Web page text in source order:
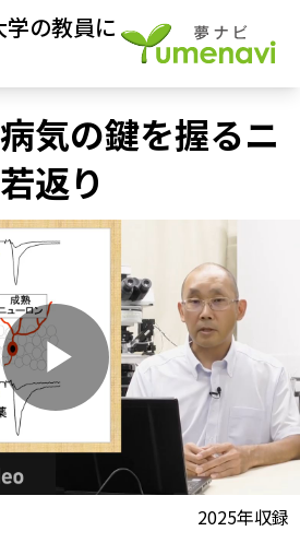
の教員に
気の鍵を握るニ
返り
P
2025年収録